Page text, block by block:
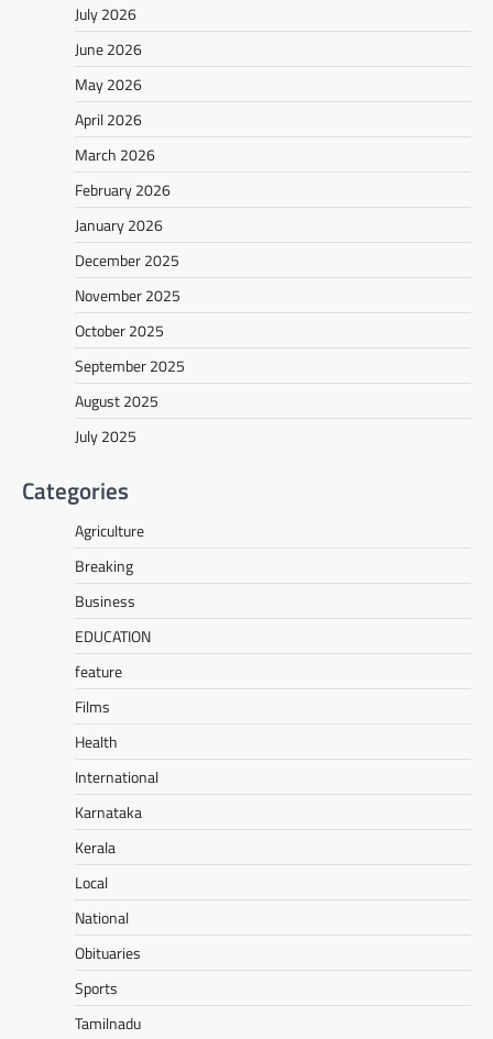
July 2026
June 2026
May 2026
April 2026
March 2026
February 2026
January 2026
December 2025
November 2025
October 2025
September 2025
August 2025
July 2025
Categories
Agriculture
Breaking
Business
EDUCATION
feature
Films
Health
International
Karnataka
Kerala
Local
National
Obituaries
Sports
Tamilnadu